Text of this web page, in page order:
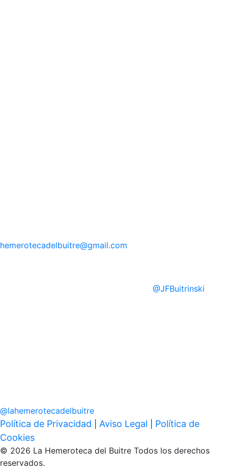
hemerotecadelbuitre@gmail.com
@JFBuitrinski
@lahemerotecadelbuitre
Política de Privacidad Aviso Legal
Política de
Cookies
© 2026 La Hemeroteca del Buitre Todos los derechos
reservados.